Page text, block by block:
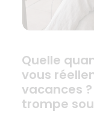
Quelle
vous
vacances
trompe